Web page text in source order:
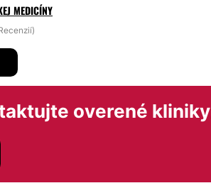
MEDICÍNY
overené kliniky